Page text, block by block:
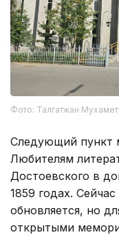
Фото: Талгатжан
Следующий пункт
Любителям
Достоевского в
1859 годах.
обновляется, но
открытыми